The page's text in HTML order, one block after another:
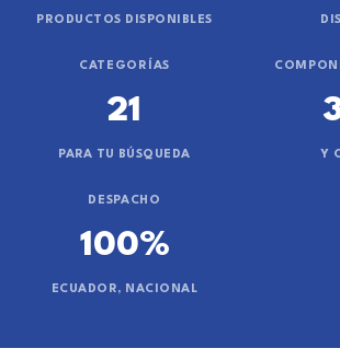
PRODUCTOS DISPONIBLES
CATEGORÍAS
21
PARA TU BÚSQUEDA Y
DESPACHO
100%
ECUADOR, NACIONAL